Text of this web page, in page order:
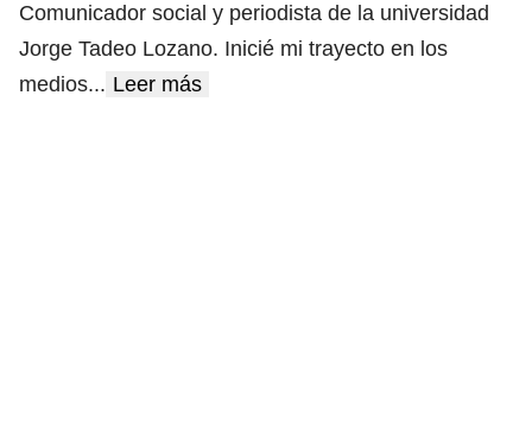
Comunicador social y periodista de la universidad
Jorge Tadeo Lozano. Inicié mi trayecto en los
medios... Leer más